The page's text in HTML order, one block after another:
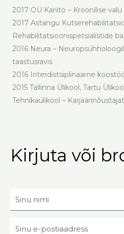
2017 OÜ Kariito – Kroonilise
2017 Astangu
Rehabilitatsioonispetsialistide
2016 Neura –
taastusravis
2016 Interdistsiplinaarne
2015 Tallinna Ülikool, Tartu
Tehnikaülikool –
Kirjuta või
Sinu
Sinu